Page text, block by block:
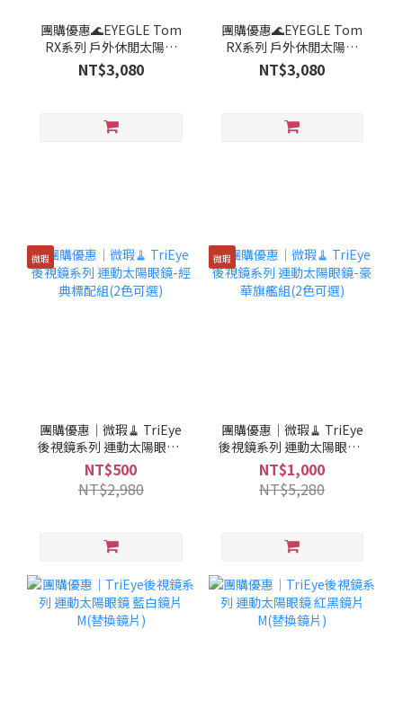
團購優惠🌊EYEGLE Tom
RX系列 戶外休閒太陽眼
鏡-黑耀紅
NT$3,080
團購優惠🌊EYEGLE Tom
RX系列 戶外休閒太陽眼
鏡-暗夜紫
NT$3,080
微瑕
團購優惠｜微瑕🧹 TriEye
後視鏡系列 運動太陽眼鏡-
經典標配組(2色可選)
NT$500
NT$2,980
微瑕
團購優惠｜微瑕🧹 TriEye
後視鏡系列 運動太陽眼鏡-
豪華旗艦組(2色可選)
NT$1,000
NT$5,280